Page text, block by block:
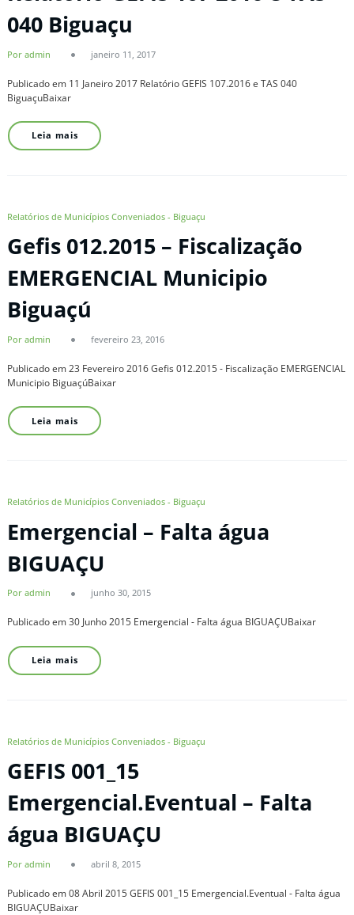
040 Biguaçu
Por admin janeiro 11, 2017
Publicado em 11 Janeiro 2017 Relatório GEFIS 107.2016 e TAS 040
BiguaçuBaixar
Leia mais
Relatórios de Municípios Conveniados - Biguaçu
Gefis 012.2015 – Fiscalização
EMERGENCIAL Municipio
Biguaçú
Por admin fevereiro 23, 2016
Publicado em 23 Fevereiro 2016 Gefis 012.2015 - Fiscalização EMERGENCIAL
Municipio BiguaçúBaixar
Leia mais
Relatórios de Municípios Conveniados - Biguaçu
Emergencial – Falta água
BIGUAÇU
Por admin junho 30, 2015
Publicado em 30 Junho 2015 Emergencial - Falta água BIGUAÇUBaixar
Leia mais
Relatórios de Municípios Conveniados - Biguaçu
GEFIS 001_15
Emergencial.Eventual – Falta
água BIGUAÇU
Por admin abril 8, 2015
Publicado em 08 Abril 2015 GEFIS 001_15 Emergencial.Eventual - Falta água
BIGUAÇUBaixar